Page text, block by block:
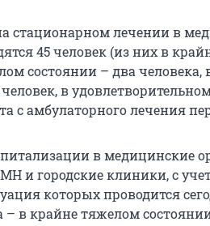
стационарном лечении в
45 человек (из них в
состоянии – два человека,
в
с амбулаторного лечения
в медицинские
и городские клиники, с
которых проводится
– в крайне тяжелом